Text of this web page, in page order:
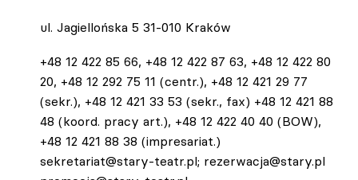
ul. Jagiellońska 5 31-010 Kraków
+48 12 422 85 66, +48 12 422 87 63, +48 12 422 80
20, +48 12 292 75 11 (centr.), +48 12 421 29 77
(sekr.), +48 12 421 33 53 (sekr., fax) +48 12 421 88
48 (koord. pracy art.), +48 12 422 40 40 (BOW),
+48 12 421 88 38 (impresariat.)
sekretariat@stary-teatr.pl; rezerwacja@stary.pl